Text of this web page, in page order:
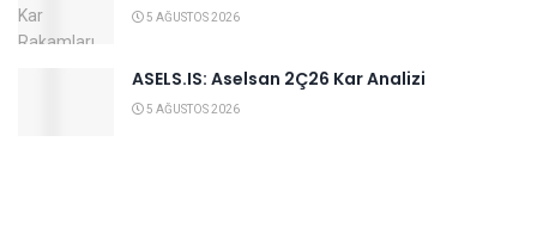
5 AĞUSTOS 2026
ASELS.IS: Aselsan 2Ç26 Kar Analizi
5 AĞUSTOS 2026